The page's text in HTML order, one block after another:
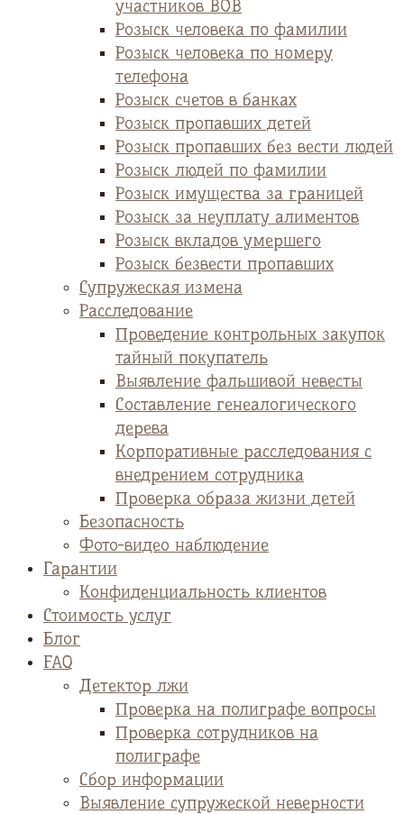
участников ВОВ
Розыск человека по фамилии
Розыск человека по номеру
телефона
Розыск счетов в банках
Розыск пропавших детей
Розыск пропавших без вести людей
Розыск людей по фамилии
Розыск имущества за границей
Розыск за неуплату алиментов
Розыск вкладов умершего
Розыск безвести пропавших
Супружеская измена
Расследование
Проведение контрольных закупок
тайный покупатель
Выявление фальшивой невесты
Cоставление генеалогического
дерева
Корпоративные расследования с
внедрением сотрудника
Проверка образа жизни детей
Безопасность
Фото-видео наблюдение
Гарантии
Конфиденциальность клиентов
Стоимость услуг
Блог
FAQ
Детектор лжи
Проверка на полиграфе вопросы
Проверка сотрудников на
полиграфе
Сбор информации
Выявление супружеской неверности